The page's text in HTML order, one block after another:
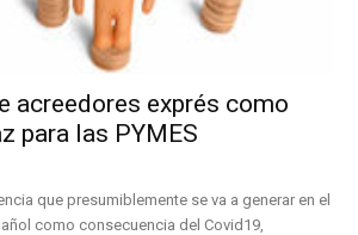
acreedores exprés como
para las PYMES
que presumiblemente se va a generar en el
como consecuencia del Covid19,